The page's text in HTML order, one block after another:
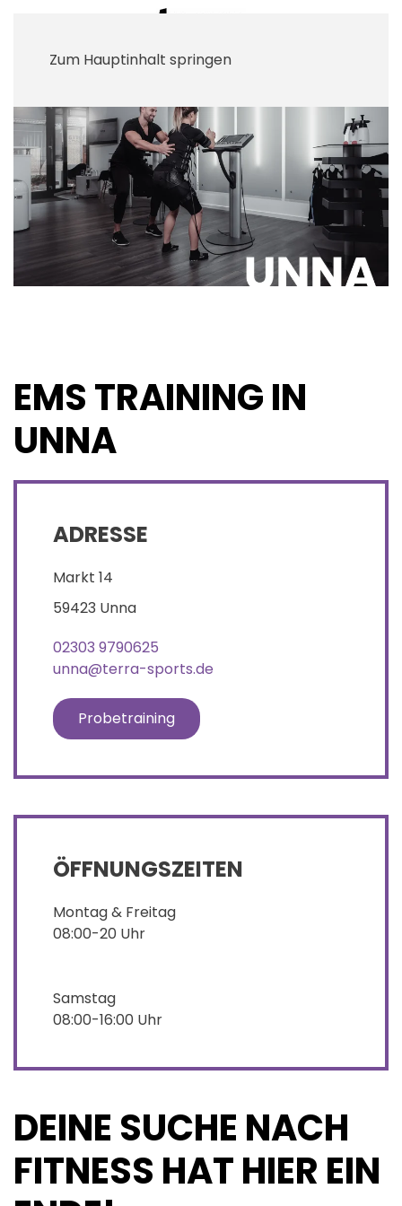
Zum Hauptinhalt springen
EMS TRAINING IN
UNNA
ADRESSE
Markt 14
59423 Unna
02303 9790625
unna@terra-sports.de
Probetraining
ÖFFNUNGSZEITEN
Montag & Freitag
08:00-20 Uhr
Samstag
08:00-16:00 Uhr
DEINE SUCHE NACH
FITNESS HAT HIER EIN